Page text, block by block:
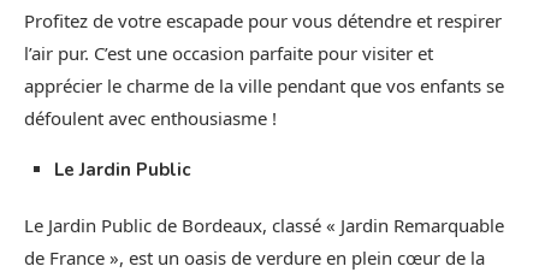
Profitez de votre escapade pour vous détendre et respirer
l’air pur. C’est une occasion parfaite pour visiter et
apprécier le charme de la ville pendant que vos enfants se
défoulent avec enthousiasme !
Le Jardin Public
Le Jardin Public de Bordeaux, classé « Jardin Remarquable
de France », est un oasis de verdure en plein cœur de la